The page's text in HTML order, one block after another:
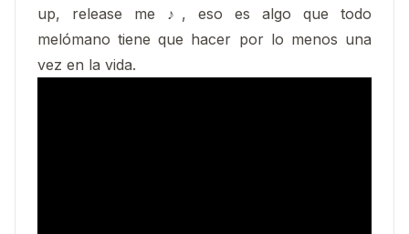
up, release me ♪, eso es algo que todo
melómano tiene que hacer por lo menos una
vez en la vida.